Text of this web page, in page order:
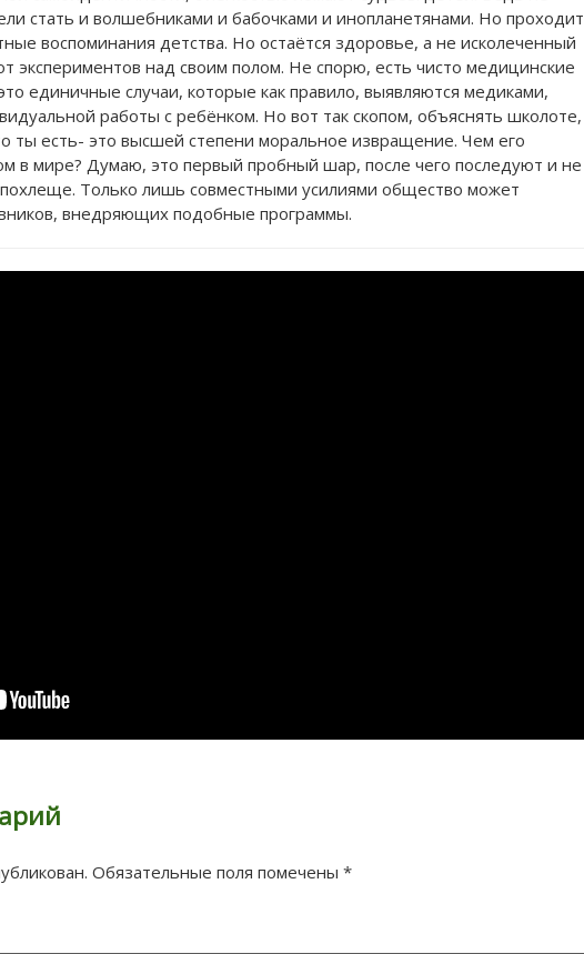
стать и волшебниками и бабочками и инопланетянами. Но проходит
воспоминания детства. Но остаётся здоровье, а не исколеченный
экспериментов над своим полом. Не спорю, есть чисто медицинские
единичные случаи, которые как правило, выявляются медиками,
работы с ребёнком. Но вот так скопом, объяснять школоте,
ты есть- это высшей степени моральное извращение. Чем его
в мире? Думаю, это первый пробный шар, после чего последуют и не
Только лишь совместными усилиями общество может
внедряющих подобные программы.
Обязательные поля помечены *